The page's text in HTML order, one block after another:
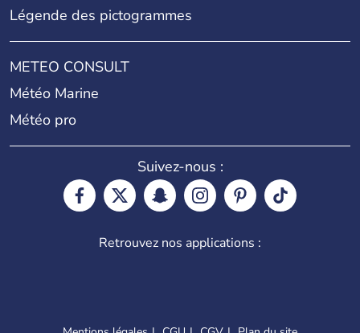
Légende des pictogrammes
METEO CONSULT
Météo Marine
Météo pro
Suivez-nous :
Retrouvez nos applications :